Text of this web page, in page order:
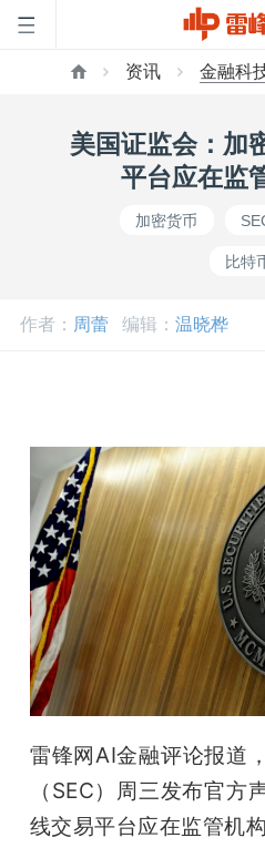
开
课
活
动
中
心
资讯 金融科
美国证监会：加
平台应在监
加密货币
比特
作者： 周蕾 编辑： 温晓桦
雷锋网AI金融评论报道
（SEC）周三发布官方
线交易平台应在监管机